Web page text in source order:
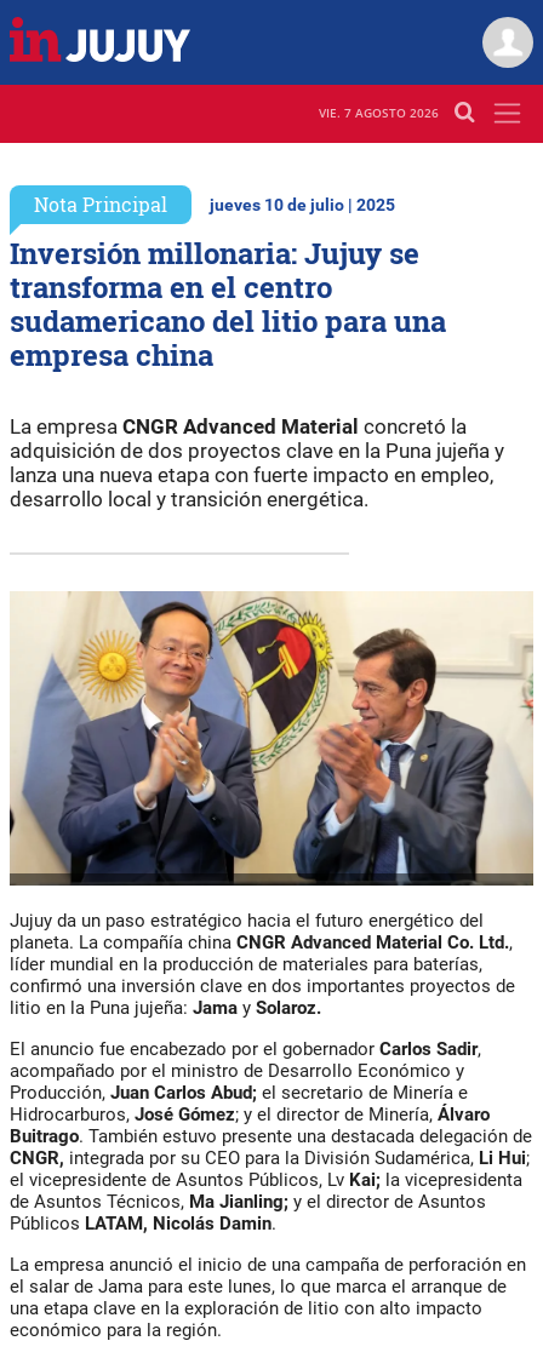
VIE. 7 AGOSTO 2026
Nota Principal jueves 10 de julio | 2025
Inversión millonaria: Jujuy se
transforma en el centro
sudamericano del litio para una
empresa china
La empresa CNGR Advanced Material concretó la
adquisición de dos proyectos clave en la Puna jujeña y
lanza una nueva etapa con fuerte impacto en empleo,
desarrollo local y transición energética.
Jujuy da un paso estratégico hacia el futuro energético del
planeta. La compañía china CNGR Advanced Material Co. Ltd.,
líder mundial en la producción de materiales para baterías,
confirmó una inversión clave en dos importantes proyectos de
litio en la Puna jujeña: Jama y Solaroz.
El anuncio fue encabezado por el gobernador Carlos Sadir,
acompañado por el ministro de Desarrollo Económico y
Producción, Juan Carlos Abud; el secretario de Minería e
Hidrocarburos, José Gómez; y el director de Minería, Álvaro
Buitrago. También estuvo presente una destacada delegación de
CNGR, integrada por su CEO para la División Sudamérica, Li Hui;
el vicepresidente de Asuntos Públicos, Lv Kai; la vicepresidenta
de Asuntos Técnicos, Ma Jianling; y el director de Asuntos
Públicos LATAM, Nicolás Damin.
La empresa anunció el inicio de una campaña de perforación en
el salar de Jama para este lunes, lo que marca el arranque de
una etapa clave en la exploración de litio con alto impacto
económico para la región.